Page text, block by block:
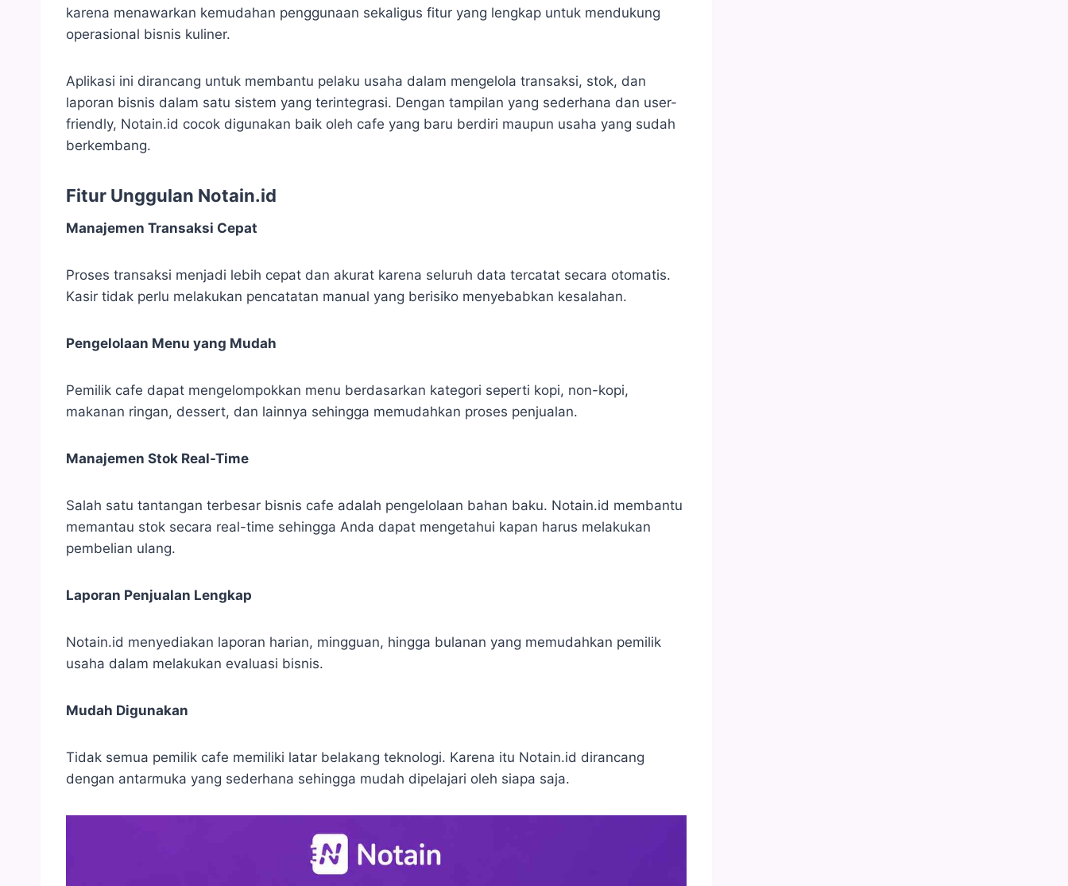
karena menawarkan kemudahan penggunaan sekaligus fitur yang lengkap untuk mendukung
operasional bisnis kuliner.
Aplikasi ini dirancang untuk membantu pelaku usaha dalam mengelola transaksi, stok, dan
laporan bisnis dalam satu sistem yang terintegrasi. Dengan tampilan yang sederhana dan user-
friendly, Notain.id cocok digunakan baik oleh cafe yang baru berdiri maupun usaha yang sudah
berkembang.
Fitur Unggulan Notain.id
Manajemen Transaksi Cepat
Proses transaksi menjadi lebih cepat dan akurat karena seluruh data tercatat secara otomatis.
Kasir tidak perlu melakukan pencatatan manual yang berisiko menyebabkan kesalahan.
Pengelolaan Menu yang Mudah
Pemilik cafe dapat mengelompokkan menu berdasarkan kategori seperti kopi, non-kopi,
makanan ringan, dessert, dan lainnya sehingga memudahkan proses penjualan.
Manajemen Stok Real-Time
Salah satu tantangan terbesar bisnis cafe adalah pengelolaan bahan baku. Notain.id membantu
memantau stok secara real-time sehingga Anda dapat mengetahui kapan harus melakukan
pembelian ulang.
Laporan Penjualan Lengkap
Notain.id menyediakan laporan harian, mingguan, hingga bulanan yang memudahkan pemilik
usaha dalam melakukan evaluasi bisnis.
Mudah Digunakan
Tidak semua pemilik cafe memiliki latar belakang teknologi. Karena itu Notain.id dirancang
dengan antarmuka yang sederhana sehingga mudah dipelajari oleh siapa saja.